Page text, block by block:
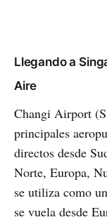
Llegando a
Aire
Changi Airport
principales
directos desde
Norte, Europa,
se utiliza como
se vuela desde